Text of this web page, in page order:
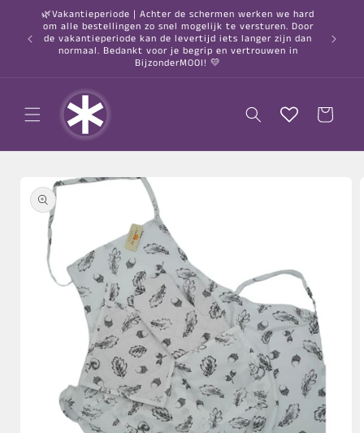
naar de
content
🌿Vakantieperiode | Achter de schermen werken we hard
om alle bestellingen zo snel mogelijk te versturen. Door
de vakantieperiode kan de levertijd iets langer zijn dan
normaal. Bedankt voor je begrip en vertrouwen in
BijzonderMOOI! 💛
○
Winkelwagen
direct naar